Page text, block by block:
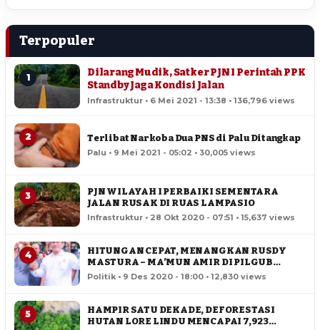
Terpopuler
1
Dilarang Mudik, Satker PJN I Perintah PPK
Standby Jaga Kondisi Jalan
Infrastruktur • 6 Mei 2021 - 13:38 • 136,796 views
2 Terlibat Narkoba Dua PNS di Palu Ditangkap
Palu • 9 Mei 2021 - 05:02 • 30,005 views
3
PJN WILAYAH I PERBAIKI SEMENTARA
JALAN RUSAK DI RUAS LAMPASIO
Infrastruktur • 28 Okt 2020 - 07:51 • 15,637 views
4
HITUNGAN CEPAT, MENANGKAN RUSDY
MASTURA – MA’MUN AMIR DI PILGUB
SULTENG
Politik • 9 Des 2020 - 18:00 • 12,830 views
5
HAMPIR SATU DEKADE, DEFORESTASI
HUTAN LORE LINDU MENCAPAI 7,923